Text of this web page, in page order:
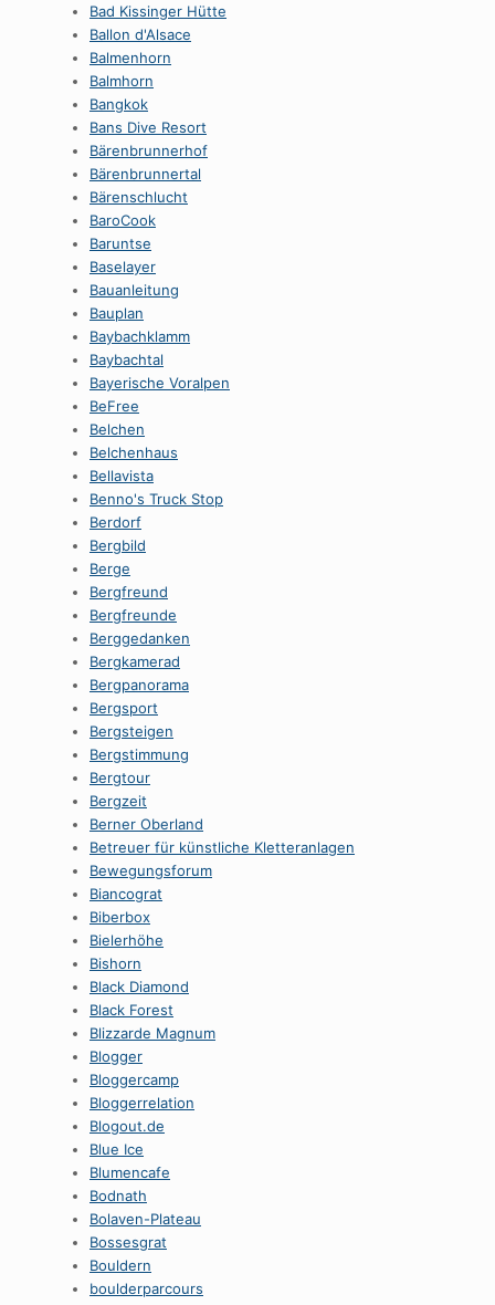
Bad Kissinger Hütte
Ballon d'Alsace
Balmenhorn
Balmhorn
Bangkok
Bans Dive Resort
Bärenbrunnerhof
Bärenbrunnertal
Bärenschlucht
BaroCook
Baruntse
Baselayer
Bauanleitung
Bauplan
Baybachklamm
Baybachtal
Bayerische Voralpen
BeFree
Belchen
Belchenhaus
Bellavista
Benno's Truck Stop
Berdorf
Bergbild
Berge
Bergfreund
Bergfreunde
Berggedanken
Bergkamerad
Bergpanorama
Bergsport
Bergsteigen
Bergstimmung
Bergtour
Bergzeit
Berner Oberland
Betreuer für künstliche Kletteranlagen
Bewegungsforum
Biancograt
Biberbox
Bielerhöhe
Bishorn
Black Diamond
Black Forest
Blizzarde Magnum
Blogger
Bloggercamp
Bloggerrelation
Blogout.de
Blue Ice
Blumencafe
Bodnath
Bolaven-Plateau
Bossesgrat
Bouldern
boulderparcours